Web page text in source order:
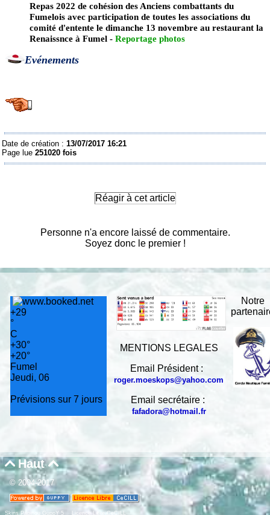
Repas 2022 de cohésion des Anciens combattants du
Fumelois avec participation de toutes les associations du
comité d'entente le dimanche 13 novembre au restaurant la
Renaissnce à Fumel -Reportage photos
Evénements
Date de création :13/07/2017 16:21
Page lue251020 fois
Réagir à cet article
Personne n'a encore laissé de commentaire.
Soyez donc le premier !
+29
°
C
+30°
+20°
Fumel
Jeudi, 06
Prévisions sur 7 jours
MENTIONS LEGALES
Email Président :
roger.moeskops@yahoo.com
Email secrétaire :
fafadora@hotmail.fr
Notre
Haut
© 2004-2017
Skins Papinou GuppY 5 Licence Libre CeCILL